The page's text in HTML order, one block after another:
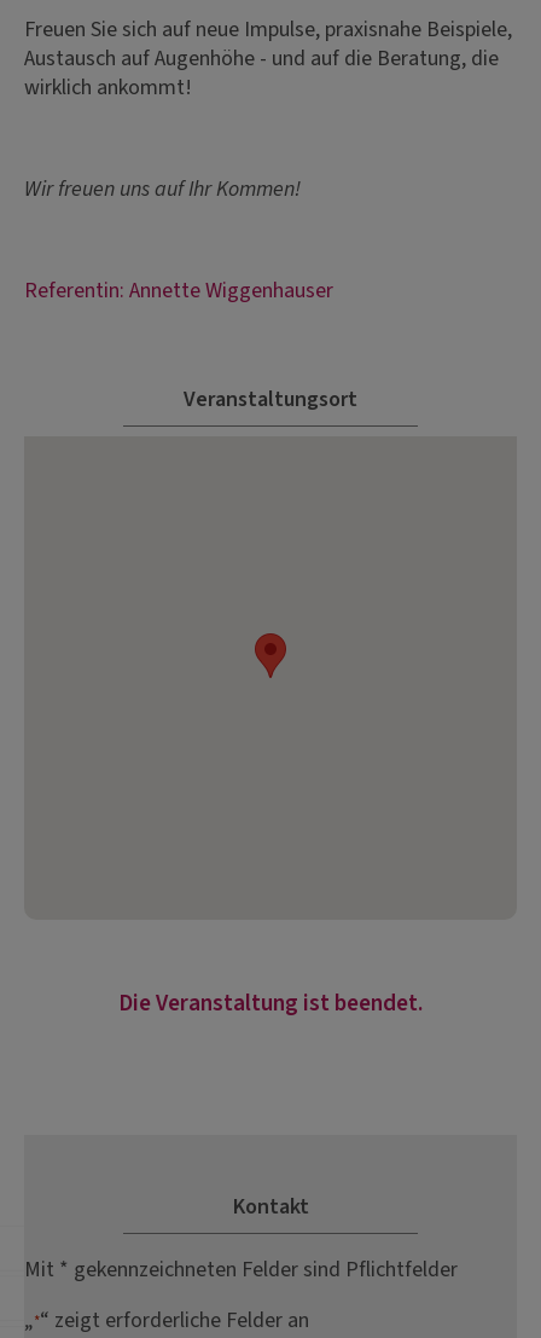
Freuen Sie sich auf neue Impulse, praxisnahe Beispiele,
Austausch auf Augenhöhe - und auf die Beratung, die
wirklich ankommt!
Wir freuen uns auf Ihr Kommen!
Referentin: Annette Wiggenhauser
Veranstaltungsort
Die Veranstaltung ist beendet.
Kontakt
Mit * gekennzeichneten Felder sind Pflichtfelder
„*“ zeigt erforderliche Felder an